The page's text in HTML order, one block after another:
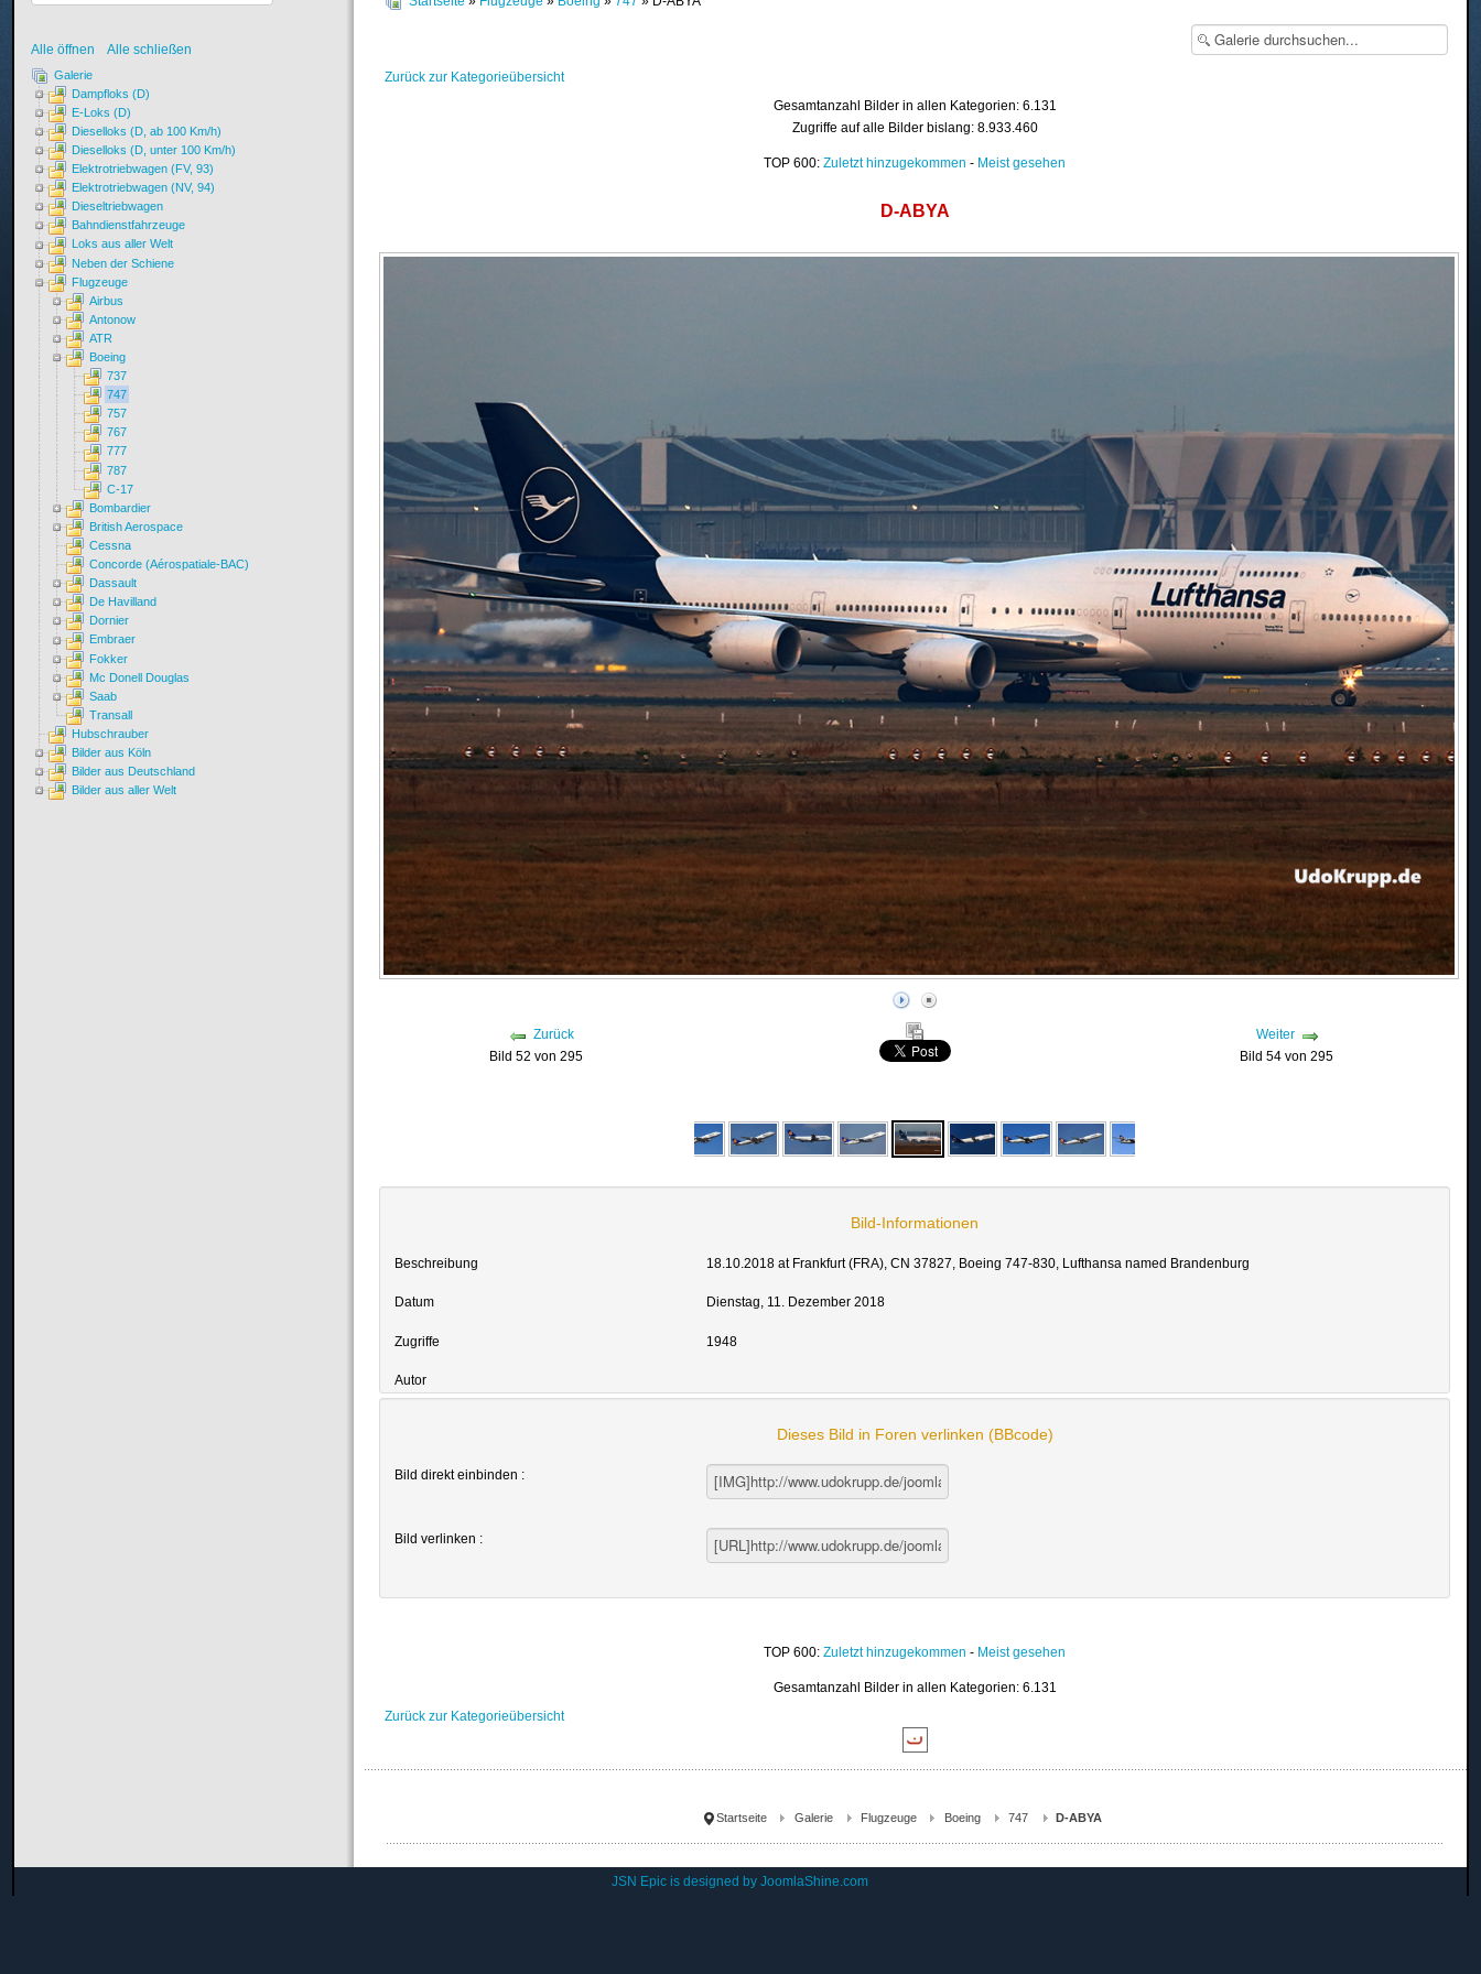
Zurück zur Kategorieübersicht
Gesamtanzahl Bilder in allen Kategorien: 6.131
Zugriffe auf alle Bilder bislang: 8.933.460
TOP 600:Zuletzt hinzugekommen - Meist gesehen
D-ABYA
Zurück
Bild 52 von 295
Weiter
Bild 54 von 295
Bild-Informationen
Beschreibung 18.10.2018 at Frankfurt (FRA), CN 37827, Boeing 747-830, Lufthansa named Brandenburg
Datum Dienstag, 11. Dezember 2018
Zugriffe 1948
Autor
Dieses Bild in Foren verlinken (BBcode)
Bild direkt einbinden :
Bild verlinken :
TOP 600:Zuletzt hinzugekommen - Meist gesehen
Gesamtanzahl Bilder in allen Kategorien: 6.131
Zurück zur Kategorieübersicht
Startseite Galerie Flugzeuge Boeing 747 D-ABYA
Alle öffnen Alle schließen
Galerie
Dampfloks (D)
E-Loks (D)
Dieselloks (D, ab 100 Km/h)
Dieselloks (D, unter 100 Km/h)
Elektrotriebwagen (FV, 93)
Elektrotriebwagen (NV, 94)
Dieseltriebwagen
Bahndienstfahrzeuge
Loks aus aller Welt
Neben der Schiene
Flugzeuge
Airbus
Antonow
ATR
Boeing
737
747
757
767
777
787
C-17
Bombardier
British Aerospace
Cessna
Concorde (Aérospatiale-BAC)
Dassault
De Havilland
Dornier
Embraer
Fokker
Mc Donell Douglas
Saab
Transall
Hubschrauber
Bilder aus Köln
Bilder aus Deutschland
Bilder aus aller Welt
JSN Epic is designed byJoomlaShine.com